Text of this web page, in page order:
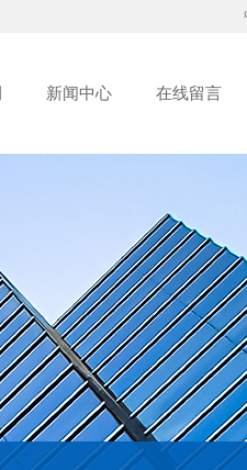
新闻中心 在线留言